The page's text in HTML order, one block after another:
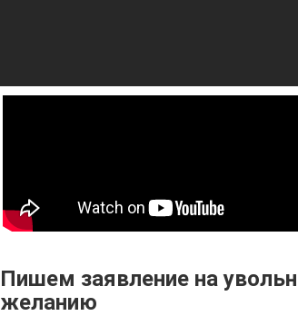
Пишем заявление на
желанию